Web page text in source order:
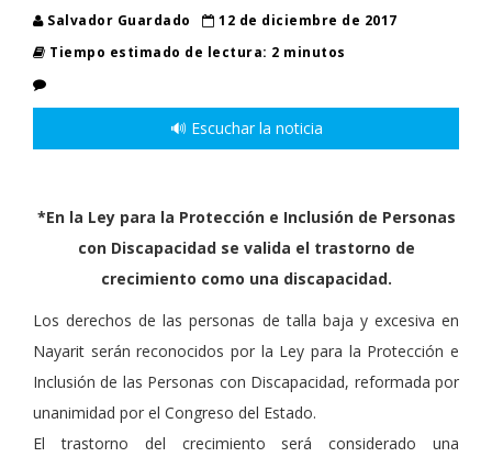
Salvador Guardado
12 de diciembre de 2017
Tiempo estimado de lectura: 2 minutos
🔊 Escuchar la noticia
*En la Ley para la Protección e Inclusión de Personas
con Discapacidad se valida el trastorno de
crecimiento como una discapacidad.
Los derechos de las personas de talla baja y excesiva en
Nayarit serán reconocidos por la Ley para la Protección e
Inclusión de las Personas con Discapacidad, reformada por
unanimidad por el Congreso del Estado.
El trastorno del crecimiento será considerado una